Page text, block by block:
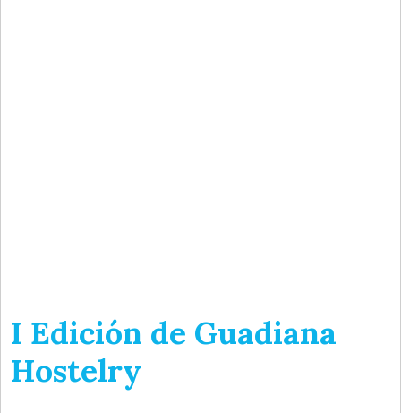
I Edición de Guadiana
Hostelry